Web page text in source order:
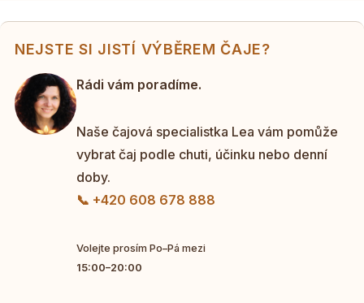
NEJSTE SI JISTÍ VÝBĚREM ČAJE?
Rádi vám poradíme.
Naše čajová specialistka Lea vám pomůže
vybrat čaj podle chuti, účinku nebo denní
doby.
📞 +420 608 678 888
Volejte prosím Po–Pá mezi
15:00–20:00